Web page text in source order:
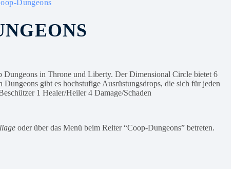
Dungeons
in Throne und Liberty. Der Dimensional Circle bietet 6
gibt es hochstufige Ausrüstungsdrops, die sich für jeden
1 Healer/Heiler 4 Damage/Schaden
oder über das Menü beim Reiter “Coop-Dungeons” betreten.